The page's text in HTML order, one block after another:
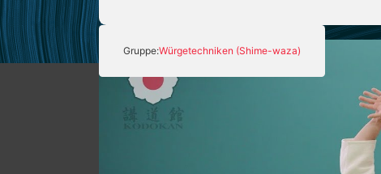
Gruppe:Würgetechniken (Shime-waza)